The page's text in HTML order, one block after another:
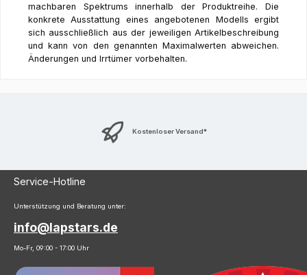
machbaren Spektrums innerhalb der Produktreihe. Die
konkrete Ausstattung eines angebotenen Modells ergibt
sich ausschließlich aus der jeweiligen Artikelbeschreibung
und kann von den genannten Maximalwerten abweichen.
Änderungen und Irrtümer vorbehalten.
Kostenloser Versand*
Service-Hotline
Unterstützung und Beratung unter:
info@lapstars.de
Mo-Fr, 09:00 - 17:00 Uhr